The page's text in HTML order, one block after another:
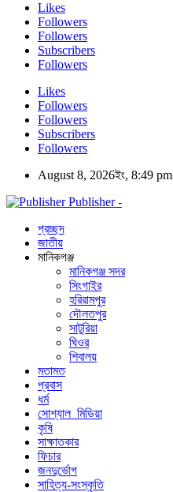
Likes
Followers
Followers
Subscribers
Followers
Likes
Followers
Followers
Subscribers
Followers
August 8, 2026ইং, 8:49 pm
Publisher -
প্রচ্ছদ
জাতীয়
মানিকগঞ্জ
মানিকগঞ্জ সদর
সিংগাইর
হরিরামপুর
দৌলতপুর
সাটুরিয়া
ঘিওর
শিবালয়
মতামত
প্রবাস
ধর্ম
সোশ্যাল_মিডিয়া
কৃষি
সাক্ষাতকার
ফিচার
জনদুর্ভোগ
সাহিত্য-সংস্কৃতি